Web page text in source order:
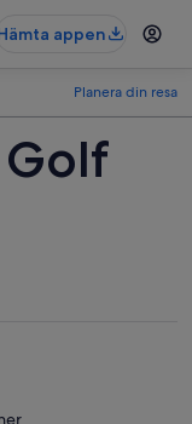
appen
Planera din resa
Golf